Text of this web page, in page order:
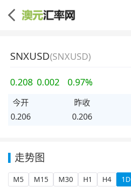
SNXUSD(SNXUSD)
0.208 0.002 0.97%
今开
0.206
昨收
0.206
走势图
M5 M15 M30 H1 H4 1D